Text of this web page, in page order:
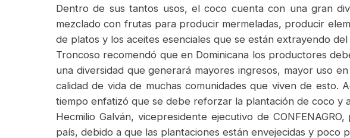
Dentro de sus tantos usos, el coco cuenta con una gran
mezclado con frutas para producir mermeladas, producir
de platos y los aceites esenciales que se están extrayendo
Troncoso recomendó que en Dominicana los productores
una diversidad que generará mayores ingresos, mayor uso
calidad de vida de muchas comunidades que viven de
tiempo enfatizó que se debe reforzar la plantación de coco y
Hecmilio Galván, vicepresidente ejecutivo de
país, debido a que las plantaciones están envejecidas y